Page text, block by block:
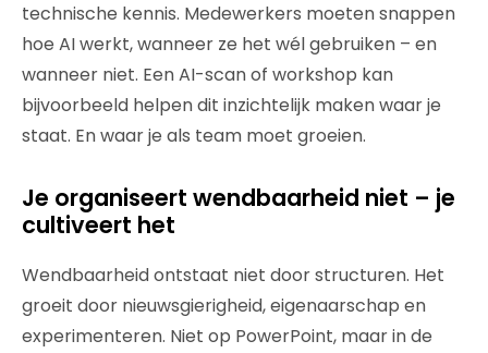
technische kennis. Medewerkers moeten snappen
hoe AI werkt, wanneer ze het wél gebruiken – en
wanneer niet. Een AI-scan of workshop kan
bijvoorbeeld helpen dit inzichtelijk maken waar je
staat. En waar je als team moet groeien.
Je organiseert wendbaarheid niet – je
cultiveert het
Wendbaarheid ontstaat niet door structuren. Het
groeit door nieuwsgierigheid, eigenaarschap en
experimenteren. Niet op PowerPoint, maar in de